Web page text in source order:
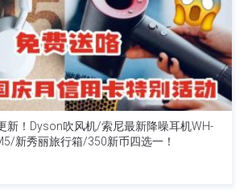
新！Dyson吹风机/索尼最新降噪耳机WH-
新秀丽旅行箱/350新币四选一！